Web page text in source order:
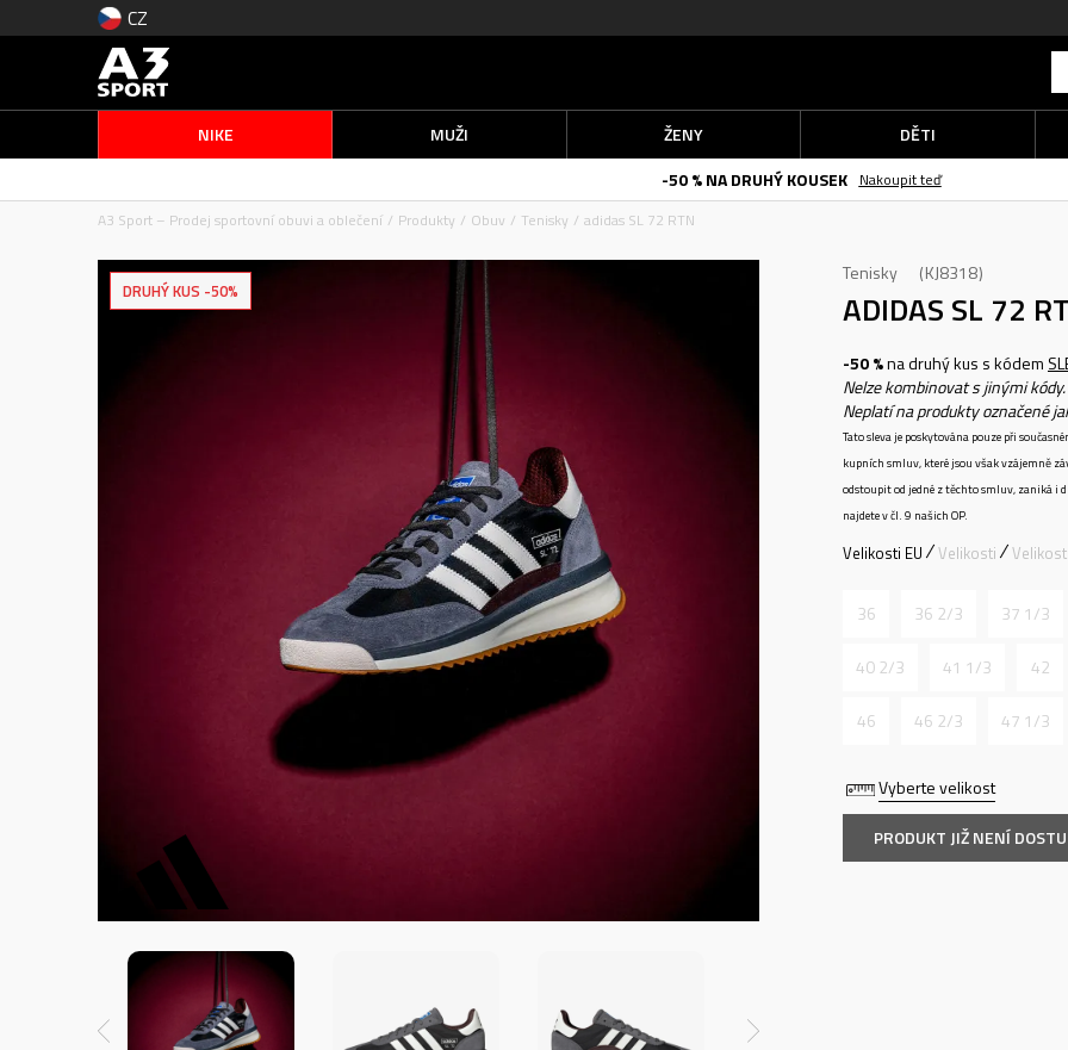
CZ
NIKE MUŽI ŽENY
DĚTI
-50 % NA DRUHÝ KOUSEK
Nakoupit teď
A3 Sport – Prodej sportovní obuvi a oblečení
Produkty Obuv Tenisky adidas SL 72 RTN
DRUHÝ KUS -50%
Tenisky KJ8318
ADIDAS SL 72
-50 %na druhý kus s kódem
Nelze kombinovat s jinými kódy.
Neplatí na produkty označené
Tato sleva je poskytována pouze při
kupních smluv, které jsou však vzájemně
odstoupit od jedné z těchto smluv, zaniká i
najdete v čl. 9 našich OP.
Vyberte velikost
Velikosti EU Velikosti
36 36 2/3 37 1/3
40 2/3 41 1/3 42
46 46 2/3 47 1/3
PRODUKT JIŽ NENÍ